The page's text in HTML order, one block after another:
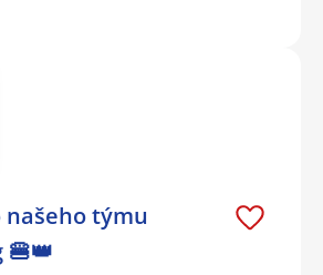
našeho týmu